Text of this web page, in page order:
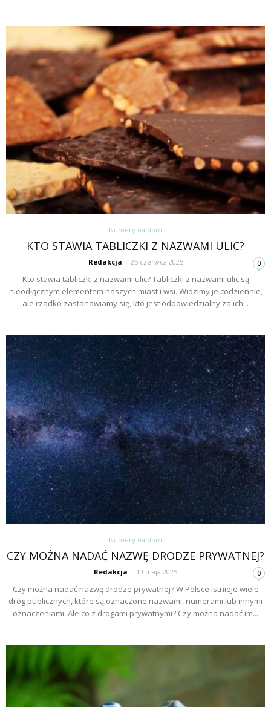
Numery na dom
KTO STAWIA TABLICZKI Z NAZWAMI ULIC?
Redakcja - 25 czerwca 2025 0
Kto stawia tabliczki z nazwami ulic? Tabliczki z nazwami ulic są
nieodłącznym elementem naszych miast i wsi. Widzimy je codziennie,
ale rzadko zastanawiamy się, kto jest odpowiedzialny za ich...
Numery na dom
CZY MOŻNA NADAĆ NAZWĘ DRODZE PRYWATNEJ?
Redakcja - 10 maja 2025 0
Czy można nadać nazwę drodze prywatnej? W Polsce istnieje wiele
dróg publicznych, które są oznaczone nazwami, numerami lub innymi
oznaczeniami. Ale co z drogami prywatnymi? Czy można nadać im...